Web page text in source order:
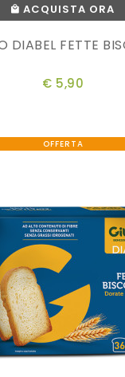
ACQUISTA ORA
DIABEL FETTE
€ 5,90
OFFERTA